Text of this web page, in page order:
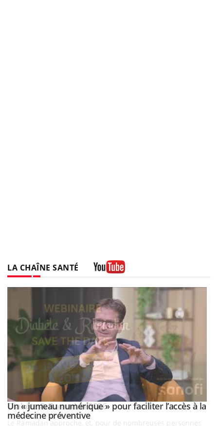
LA CHAÎNE SANTÉ
Youtube
Un « jumeau numérique » pour faciliter l’accès à la
médecine préventiveYoutube